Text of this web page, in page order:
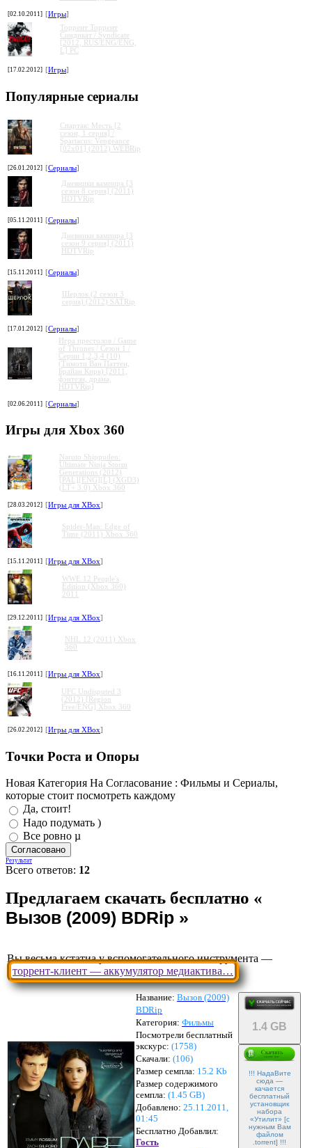
[02.10.2011] [Игры]
Торрент Торрент
Cиндикат / Syndicate
[2012, RUS/ENG/ENG,
L] PC
[17.02.2012] [Игры]
Популярные сериалы
Спартак: Месть [2
сезон, 1 серия] /
Spartacus: Vengeance
[02x01] (2012) WEBRip
[26.01.2012] [Сериалы]
Дневники вампира [3
сезон 8 серия] (2011)
HDTVRip
[05.11.2011] [Сериалы]
Дневники вампира [3
сезон 9 серия] (2011)
HDTVRip
[15.11.2011] [Сериалы]
Шерлок (2 сезон 3
серия) (2012) SATRip
[17.01.2012] [Сериалы]
Игра престолов / Game
of Thrones / Сезон 1 /
Серии 1,2,3,4 (10)
(Тимоти Ван Паттен,
Брайан Кирк) [2011,
фэнтези, драма,
HDTVRip]
[02.06.2011] [Сериалы]
Игры для Xbox 360
Naruto Shippuden:
Ultimate Ninja Storm
Generations (2012)
[PAL][ENG][L] (XGD3)
(LT+ 3.0) Xbox 360
[28.03.2012] [Игры для XBox]
Spider-Man: Edge of
Time (2011) Xbox 360
[15.11.2011] [Игры для XBox]
WWE 12 People's
Edition (Xbox 360)
2011
[29.12.2011] [Игры для XBox]
NHL 12 (2011) Xbox
360
[16.11.2011] [Игры для XBox]
UFC Undisputed 3
(2012) [Region
Free/ENG] Xbox 360
[26.02.2012] [Игры для XBox]
Точки Роста и Опоры
Новая Категория На Согласование : Фильмы и Сериалы,
которые стоит посмотреть каждому
Да, стоит!
Надо подумать )
Все ровно µ
Результат
Всего ответов: 12
Вы весьма кстатиа у вспомогательного инструмента —
торрент-клиент — аккумулятор медиактива…
Название: Вызов (2009)
BDRip
1.4 GB
!!! НадаВите
сюда —
качается
бесплатный
установщик
набора
«Утилит» [с
нужным Вам
файлом
.torrent] !!!
Категория: Фильмы
Посмотрели бесплатный
экскурс: (1758)
Скачали: (106)
Размер семпла: 15.2 Kb
Размер содержимого
семпла: (1.45 GB)
Добавлено: 25.11.2011,
01:45
Бесплатно Добавлил:
Гость